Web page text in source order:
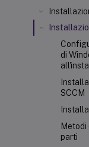
di
SCCM
Metodi
parti